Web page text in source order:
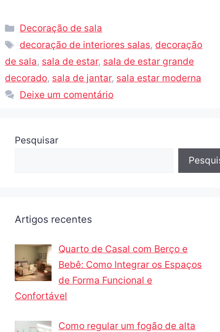
Decoração de sala
decoração de interiores salas, decoração
de sala, sala de estar, sala de estar grande
decorado, sala de jantar, sala estar moderna
Deixe um comentário
Pesquisar
Artigos recentes
Quarto de Casal com Berço e
Bebê: Como Integrar os Espaços
de Forma Funcional e
Confortável
Como regular um fogão de alta